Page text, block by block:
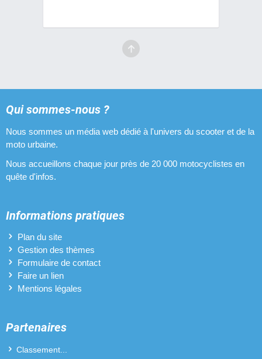
Qui sommes-nous ?
Nous sommes un média web dédié à l'univers du scooter et de la
moto urbaine.
Nous accueillons chaque jour près de 20 000 motocyclistes en
quête d'infos.
Informations pratiques
Plan du site
Gestion des thèmes
Formulaire de contact
Faire un lien
Mentions légales
Partenaires
Classement...